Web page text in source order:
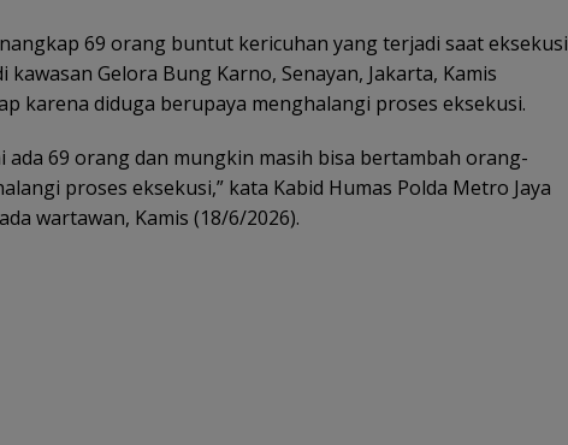
69 orang buntut kericuhan yang terjadi saat eksekusi
Gelora Bung Karno, Senayan, Jakarta, Kamis
karena diduga berupaya menghalangi proses eksekusi.
ada 69 orang dan mungkin masih bisa bertambah orang-
proses eksekusi,” kata Kabid Humas Polda Metro Jaya
wartawan, Kamis (18/6/2026).